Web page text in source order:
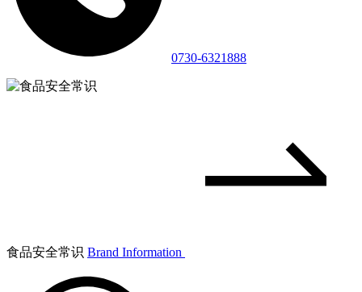
0730-6321888
食品安全常识 Brand Information